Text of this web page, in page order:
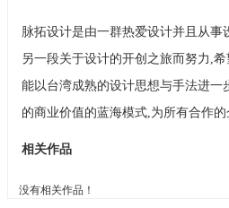
脉拓设计是由一群热爱设计并且从
另一段关于设计的开创之旅而努力,
能以台湾成熟的设计思想与手法进
的商业价值的蓝海模式,为所有合作
相关作品
没有相关作品！